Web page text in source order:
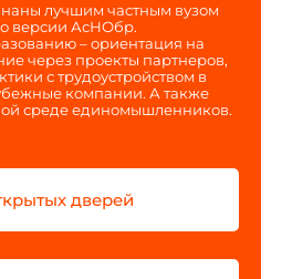
лучшим частным вузом
версии АсНОбр.
– ориентация на
через проекты партнеров,
с трудоустройством в
компании. А также
среде единомышленников.
дверей